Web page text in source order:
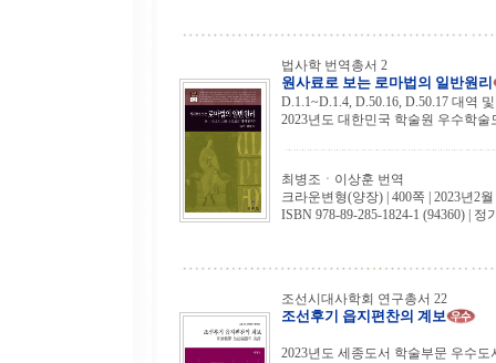
법사학 번역총서 2
원사료로 보는 로마법의 일반원리
D.1.1~D.1.4, D.50.16, D.50.17 대역
2023년도 대한민국 학술원 우수학술
최병조ㆍ이상훈 번역
크라운변형(양장) | 400쪽 | 2023년2
ISBN 978-89-285-1824-1 (94360) | 정
조선시대사학회 연구총서 22
조선후기 읍지편찬의 계보
2023년도 세종도서 학술부문 우수도